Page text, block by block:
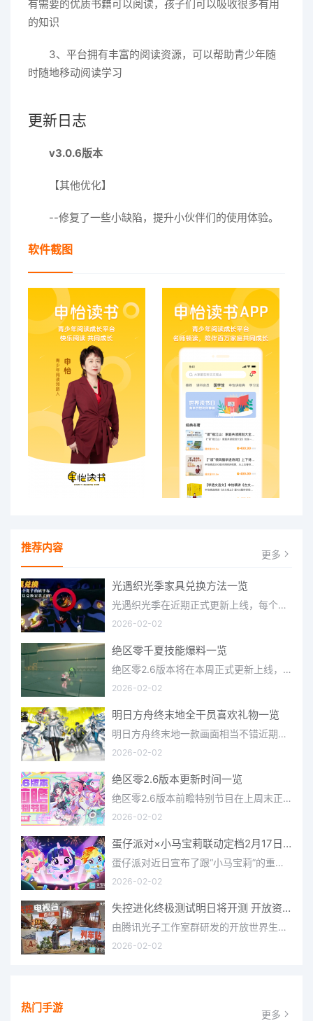
有需要的优质书籍可以阅读，孩子们可以吸收很多有用
的知识
3、平台拥有丰富的阅读资源，可以帮助青少年随
时随地移动阅读学习
更新日志
v3.0.6版本
【其他优化】
--修复了一些小缺陷，提升小伙伴们的使用体验。
软件截图
推荐内容 更多
光遇织光季家具兑换方法一览
光遇织光季在近期正式更新上线，每个季节都有着许多全新内容和资讯可以让你来体验，不少刚体验的小伙伴想要知道
2026-02-02
绝区零千夏技能爆料一览
绝区零2.6版本将在本周正式更新上线，上周的前瞻直播官方给玩家们带来关于最新版本的卡池信息和相关活动内容，
2026-02-02
明日方舟终末地全干员喜欢礼物一览
明日方舟终末地一款画面相当不错近期非常火爆的大型二次元冒险游戏，这里有相当多好看的干员可以让你来抽取并
2026-02-02
绝区零2.6版本更新时间一览
绝区零2.6版本前瞻特别节目在上周末正式播出，官方给玩家们带来了许多关于最新版本的相关资讯和上线时间，不少
2026-02-02
蛋仔派对×小马宝莉联动定档2月17日 联动外观将登场
蛋仔派对近日宣布了跟“小马宝莉”的重磅联动！并且时间定档在了2月17日，此次联动将会上新很多外观，各种小马宝
2026-02-02
失控进化终极测试明日将开测 开放资格预下载已开启
由腾讯光子工作室群研发的开放世界生存进化手游《失控进化》宣布，终极测试将于明日正式开启，目前测试资格预下
2026-02-02
热门手游 更多